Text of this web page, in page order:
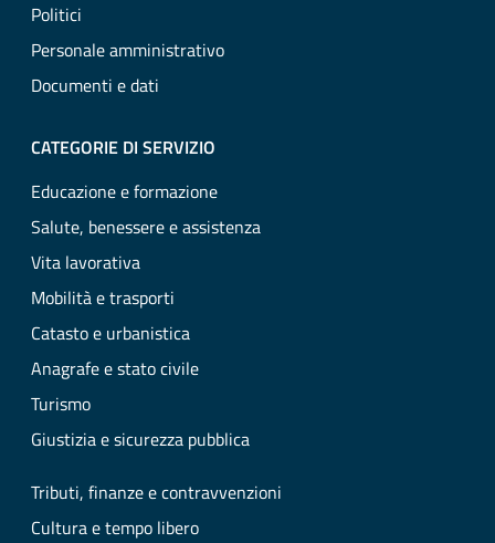
Politici
Personale amministrativo
Documenti e dati
CATEGORIE DI SERVIZIO
Educazione e formazione
Salute, benessere e assistenza
Vita lavorativa
Mobilità e trasporti
Catasto e urbanistica
Anagrafe e stato civile
Turismo
Giustizia e sicurezza pubblica
Tributi, finanze e contravvenzioni
Cultura e tempo libero